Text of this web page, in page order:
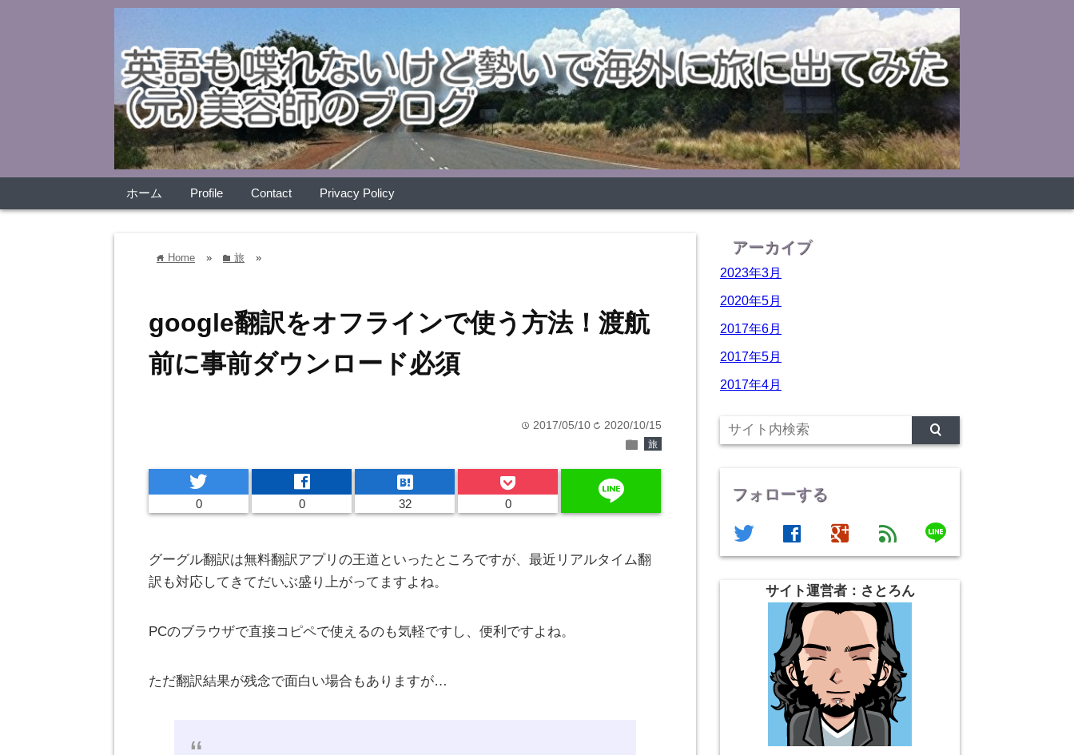
ホーム Profile Contact Privacy Policy
home Home » folder 旅 »
google翻訳をオフラインで使う方法！渡航
前に事前ダウンロード必須
time 2017/05/10 refresh 2020/10/15
folder 旅
twitter
0
facebook
0
hatenabookmark
32 0 line
グーグル翻訳は無料翻訳アプリの王道といったところですが、最近リアルタイム翻
訳も対応してきてだいぶ盛り上がってますよね。
PCのブラウザで直接コピペで使えるのも気軽ですし、便利ですよね。
ただ翻訳結果が残念で面白い場合もありますが…
アーカイブ
2023年3月
2020年5月
2017年6月
2017年5月
2017年4月
フォローする
twitter facebook google feed line
サイト運営者：さとろん